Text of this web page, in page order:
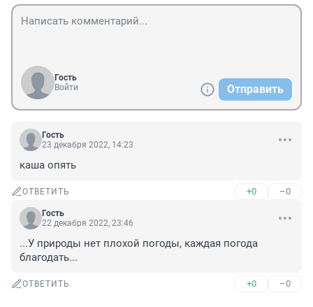
Гость
Войти
Отправить
Гость
23 декабря 2022, 14:23
каша опять
ОТВЕТИТЬ +0 –0
Гость
22 декабря 2022, 23:46
...У природы нет плохой погоды, каждая погода
благодать...
ОТВЕТИТЬ +0 –0